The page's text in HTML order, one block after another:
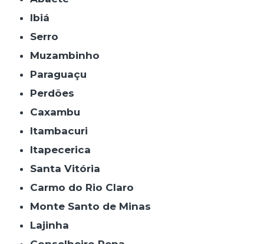
Ibiá
Serro
Muzambinho
Paraguaçu
Perdões
Caxambu
Itambacuri
Itapecerica
Santa Vitória
Carmo do Rio Claro
Monte Santo de Minas
Lajinha